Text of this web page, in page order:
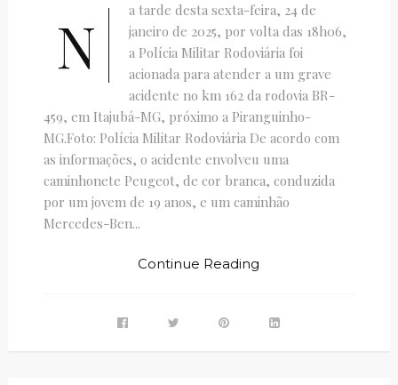
N
a tarde desta sexta-feira, 24 de
janeiro de 2025, por volta das 18h06,
a Polícia Militar Rodoviária foi
acionada para atender a um grave
acidente no km 162 da rodovia BR-
459, em Itajubá-MG, próximo a Piranguinho-
MG.Foto: Polícia Militar Rodoviária De acordo com
as informações, o acidente envolveu uma
caminhonete Peugeot, de cor branca, conduzida
por um jovem de 19 anos, e um caminhão
Mercedes-Ben...
Continue Reading